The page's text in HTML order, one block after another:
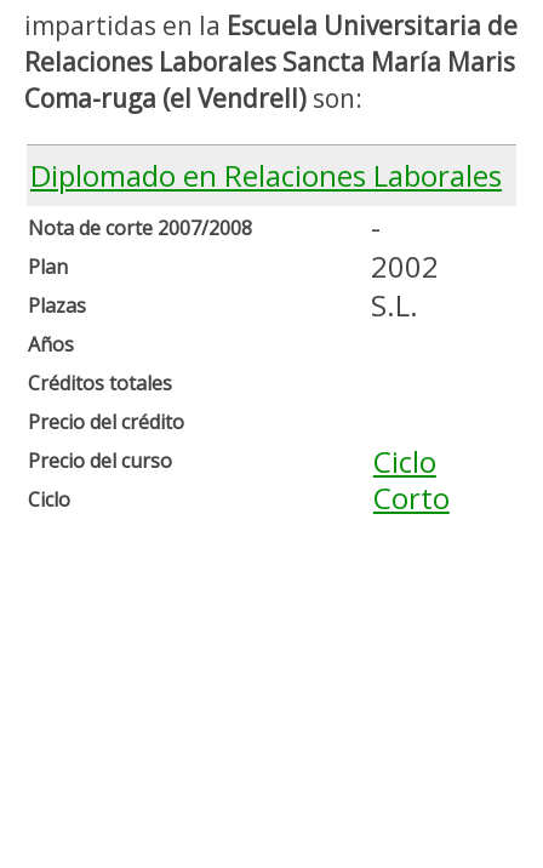
impartidas en la Escuela Universitaria de
Relaciones Laborales Sancta María Maris
Coma-ruga (el Vendrell) son:
Diplomado en Relaciones Laborales
Nota de corte 2007/2008
Plan
Plazas
Años
Créditos totales
Precio del crédito
Precio del curso
Ciclo
-
2002
S.L.
Ciclo
Corto